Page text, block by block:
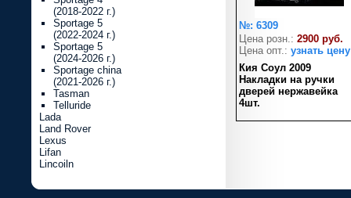
№: 6309
Цена розн.: 2900 руб.
Цена опт.: узнать цену
Кия Соул 2009
Накладки на ручки
дверей нержавейка
4шт.
(2018-2022 г.)
Sportage 5
(2022-2024 г.)
Sportage 5
(2024-2026 г.)
Sportage china
(2021-2026 г.)
Tasman
Telluride
Lada
Land Rover
Lexus
Lifan
Lincoiln